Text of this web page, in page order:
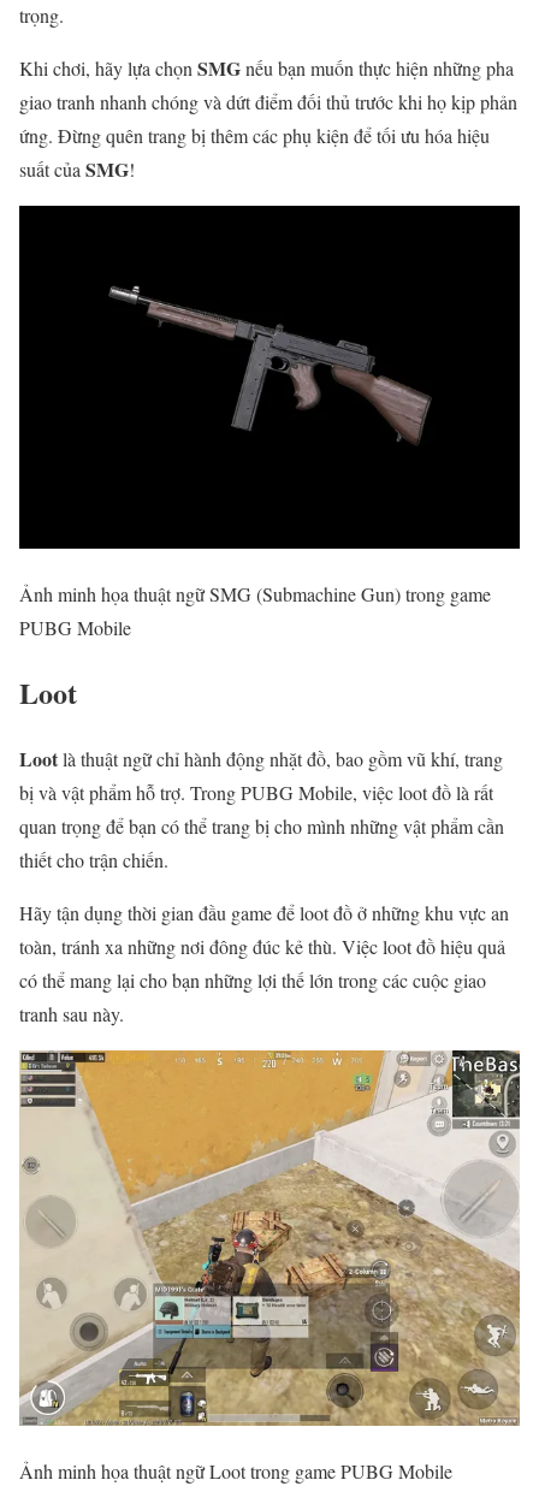
trọng.
Khi chơi, hãy lựa chọn SMGnếu bạn muốn thực hiện những pha
giao tranh nhanh chóng và dứt điểm đối thủ trước khi họ kịp phản
ứng. Đừng quên trang bị thêm các phụ kiện để tối ưu hóa hiệu
suất của SMG!
Ảnh minh họa thuật ngữ SMG (Submachine Gun) trong game
PUBG Mobile
Loot
Lootlà thuật ngữ chỉ hành động nhặt đồ, bao gồm vũ khí, trang
bị và vật phẩm hỗ trợ. Trong PUBG Mobile, việc loot đồ là rất
quan trọng để bạn có thể trang bị cho mình những vật phẩm cần
thiết cho trận chiến.
Hãy tận dụng thời gian đầu game để loot đồ ở những khu vực an
toàn, tránh xa những nơi đông đúc kẻ thù. Việc loot đồ hiệu quả
có thể mang lại cho bạn những lợi thế lớn trong các cuộc giao
tranh sau này.
Ảnh minh họa thuật ngữ Loot trong game PUBG Mobile